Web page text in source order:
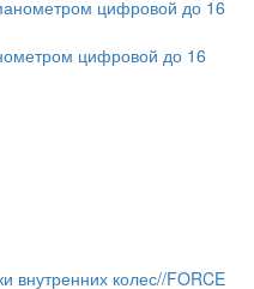
цифровой до 16